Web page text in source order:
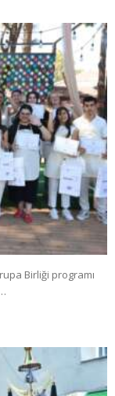
Birliği programı